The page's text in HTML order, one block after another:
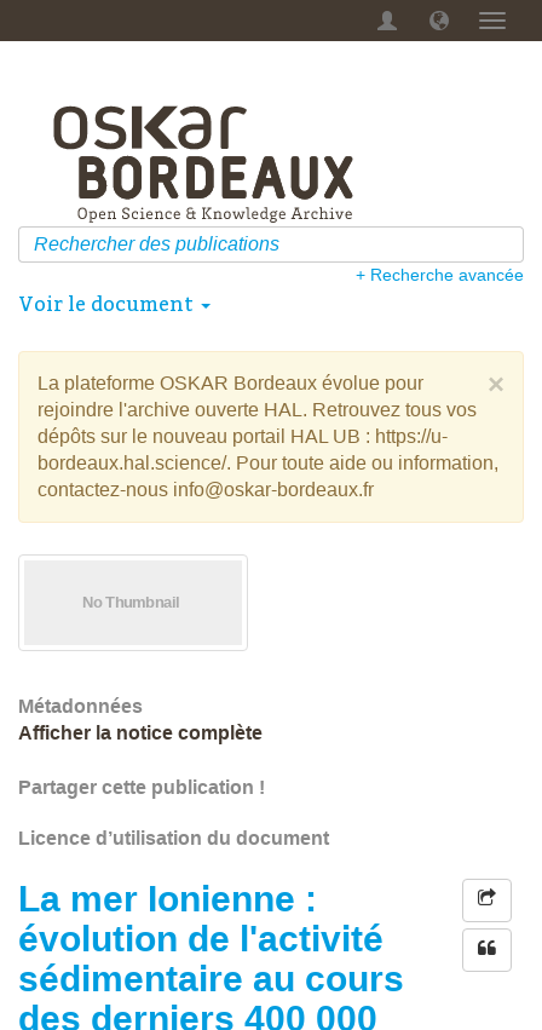
Menu
+ Recherche avancée
Voir le document
×
La plateforme OSKAR Bordeaux évolue pour
rejoindre l'archive ouverte HAL. Retrouvez tous vos
dépôts sur le nouveau portail HAL UB : https://u-
bordeaux.hal.science/. Pour toute aide ou information,
contactez-nous info@oskar-bordeaux.fr
Métadonnées
Afficher la notice complète
Partager cette publication !
Licence d’utilisation du document
La mer Ionienne :
évolution de l'activité
sédimentaire au cours
des derniers 400 000